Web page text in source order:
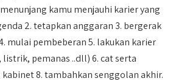
kamu menjauhi karier yang
2. tetapkan anggaran 3. bergerak
mulai pembeberan 5. lakukan karier
pemanas ..dll) 6. cat serta
kabinet 8. tambahkan senggolan akhir.